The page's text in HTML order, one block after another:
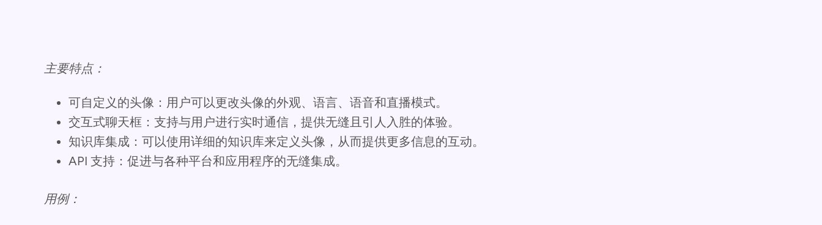
主要特点：
可自定义的头像：用户可以更改头像的外观、语言、语音和直播模式。
交互式聊天框：支持与用户进行实时通信，提供无缝且引人入胜的体验。
知识库集成：可以使用详细的知识库来定义头像，从而提供更多信息的互动。
API 支持：促进与各种平台和应用程序的无缝集成。
用例：